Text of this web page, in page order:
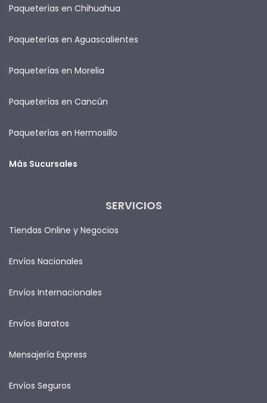
Paqueterías en Chihuahua
Paqueterías en Aguascalientes
Paqueterías en Morelia
Paqueterías en Cancún
Paqueterías en Hermosillo
Más Sucursales
SERVICIOS
Tiendas Online y Negocios
Envíos Nacionales
Envíos Internacionales
Envíos Baratos
Mensajería Express
Envíos Seguros